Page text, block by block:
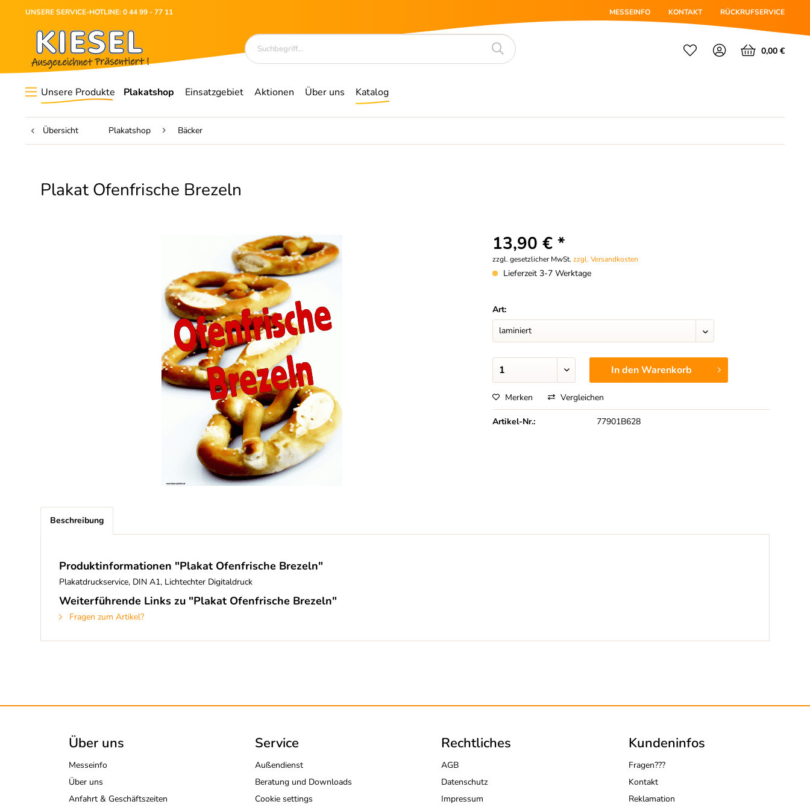
UNSERE SERVICE-HOTLINE: 0 44 99 - 77 11 MESSEINFO KONTAKT RÜCKRUFSERVICE
0,00 €
Unsere Produkte Plakatshop Einsatzgebiet Aktionen Über uns Katalog
Übersicht Plakatshop Bäcker
Plakat Ofenfrische Brezeln
13,90 € *
zzgl. gesetzlicher MwSt.zzgl. Versandkosten
Lieferzeit 3-7 Werktage
Art:
In denWarenkorb
Merken Vergleichen
Artikel-Nr.: 77901B628
Beschreibung
Produktinformationen "Plakat Ofenfrische Brezeln"
Plakatdruckservice, DIN A1, Lichtechter Digitaldruck
Weiterführende Links zu "Plakat Ofenfrische Brezeln"
Fragen zum Artikel?
Über uns
Messeinfo
Über uns
Anfahrt & Geschäftszeiten
Service
Außendienst
Beratung und Downloads
Cookie settings
Rechtliches
AGB
Datenschutz
Impressum
Kundeninfos
Fragen???
Kontakt
Reklamation